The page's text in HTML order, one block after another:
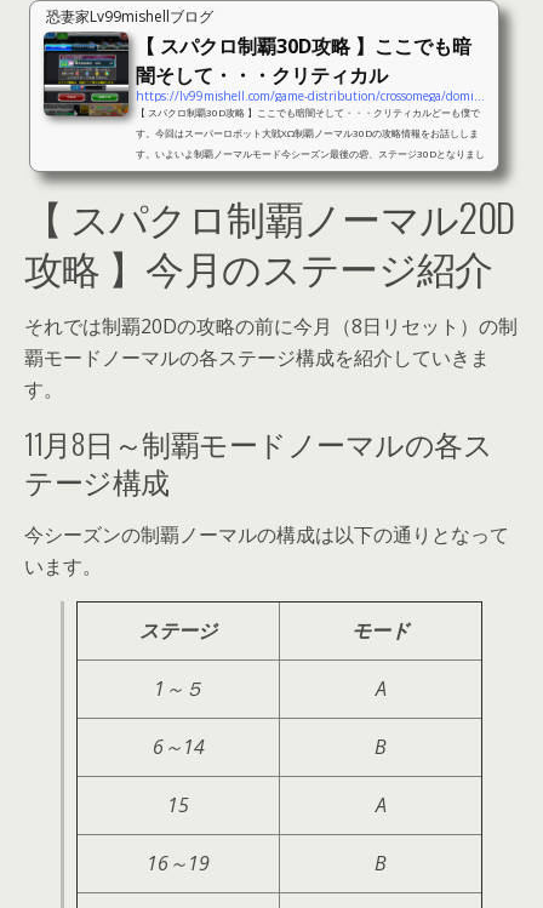
Bの攻略情報をお話する前に簡単にこのモードについてお話します。制覇モー...
恐妻家Lv99mishellブログ
【 スパクロ制覇30D攻略 】ここでも暗
闇そして・・・クリティカル
https://lv99mishell.com/game-distribution/crossomega/domination-30d
【 スパクロ制覇30D攻略 】ここでも暗闇そして・・・クリティカルどーも僕で
す。今回はスーパーロボット大戦XΩ制覇ノーマル30Dの攻略情報をお話ししま
す。いよいよ制覇ノーマルモード今シーズン最後の砦、ステージ30Dとなりまし
た。今月の制覇ノーマルモードもなかなか難解なステージが多かったと思いま
ンテンツですが、今現在の手持ちでどこまでできるかという楽しみもあるコンテ
ンツでもあります。そんなこんなで、今月制覇ノーマルモード最後のステージ
【 スパクロ制覇ノーマル20D
攻略 】今月のステージ紹介
それでは制覇20Dの攻略の前に今月（8日リセット）の制
覇モードノーマルの各ステージ構成を紹介していきま
す。
11月8日～制覇モードノーマルの各ス
テージ構成
今シーズンの制覇ノーマルの構成は以下の通りとなって
います。
ステージ モード
1～５ A
6～14 B
15 A
16～19 B